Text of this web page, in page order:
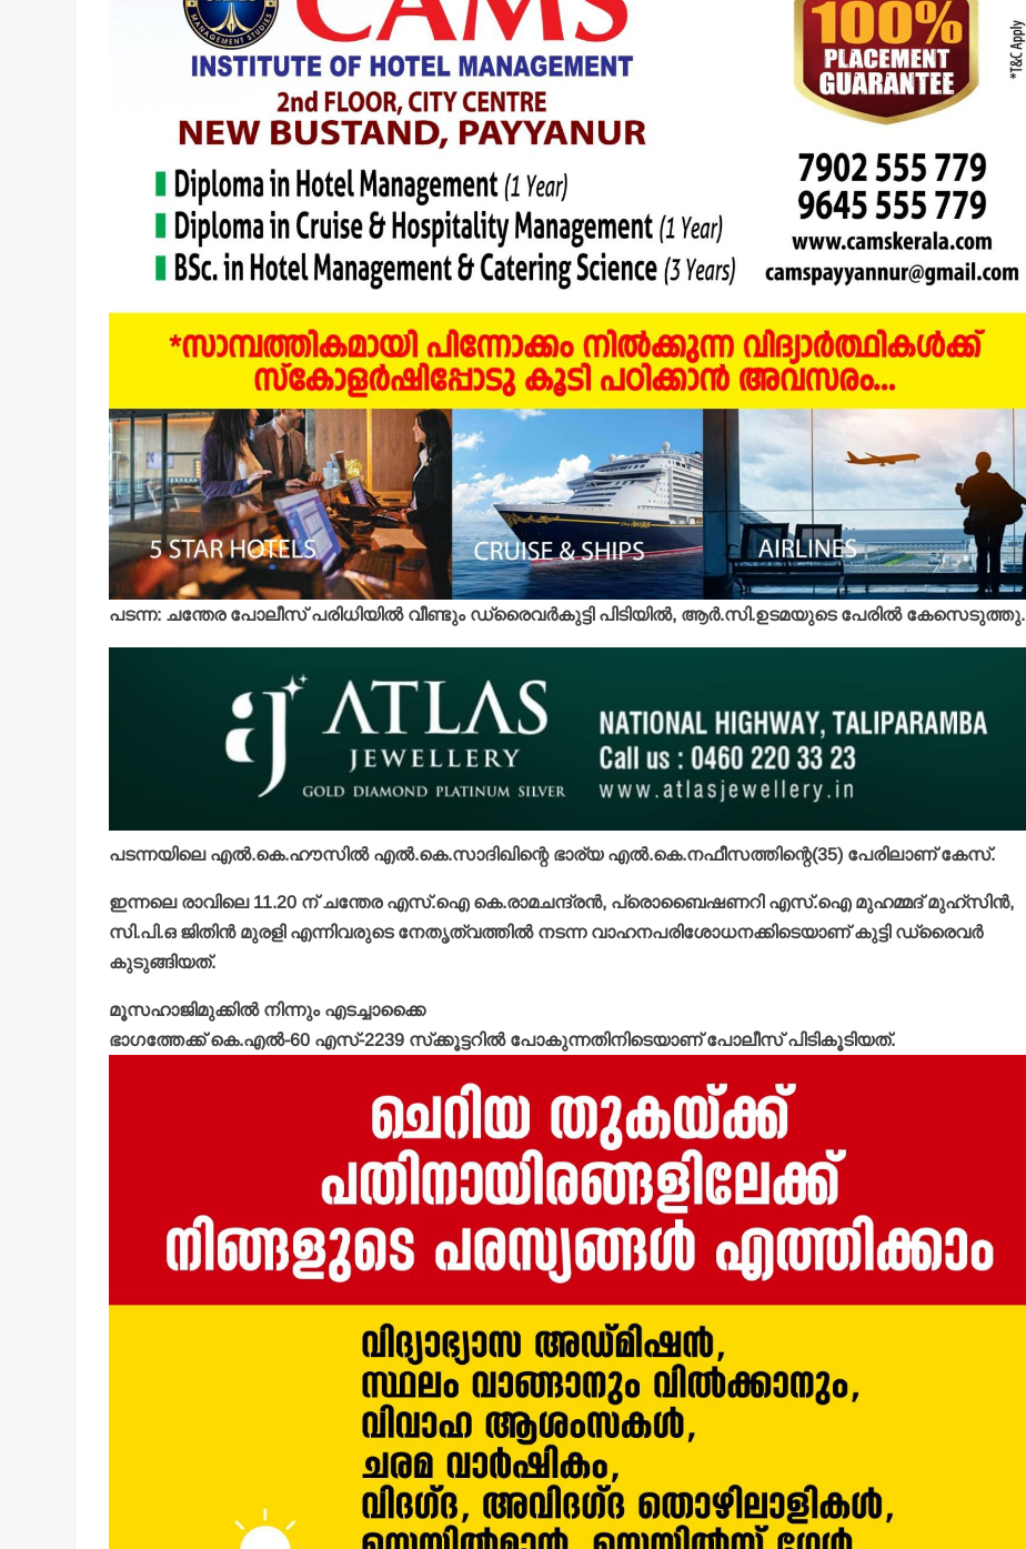
പടന്ന: ചന്തേര പോലീസ് പരിധിയില്‍ വീണ്ടും ഡ്രൈവര്‍കുട്ടി പിടിയില്‍, ആര്‍.സി.ഉടമയുടെ പേരില്‍ കേസെടുത്തു.
പടന്നയിലെ എല്‍.കെ.ഹൗസില്‍ എല്‍.കെ.സാദിഖിന്റെ ഭാര്യ എല്‍.കെ.നഫീസത്തിന്റെ(35) പേരിലാണ് കേസ്.
ഇന്നലെ രാവിലെ 11.20 ന് ചന്തേര എസ്.ഐ കെ.രാമചന്ദ്രന്‍, പ്രൊബൈഷണറി എസ്.ഐ മുഹമ്മദ് മുഹ്‌സിന്‍,
സി.പി.ഒ ജിതിന്‍ മുരളി എന്നിവരുടെ നേതൃത്വത്തില്‍ നടന്ന വാഹനപരിശോധനക്കിടെയാണ് കുട്ടി ഡ്രൈവര്‍
കുടുങ്ങിയത്.
മൂസഹാജിമുക്കില്‍ നിന്നും എടച്ചാക്കൈ
ഭാഗത്തേക്ക് കെ.എല്‍-60 എസ്-2239 സ്‌ക്കൂട്ടറില്‍ പോകുന്നതിനിടെയാണ് പോലീസ് പിടികൂടിയത്.